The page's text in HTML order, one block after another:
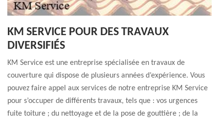
KM SERVICE POUR DES TRAVAUX
DIVERSIFIÉS
KM Service est une entreprise spécialisée en travaux de
couverture qui dispose de plusieurs années d’expérience. Vous
pouvez faire appel aux services de notre entreprise KM Service
pour s’occuper de différents travaux, tels que : vos urgences
fuite toiture ; du nettoyage et de la pose de gouttière ; de la